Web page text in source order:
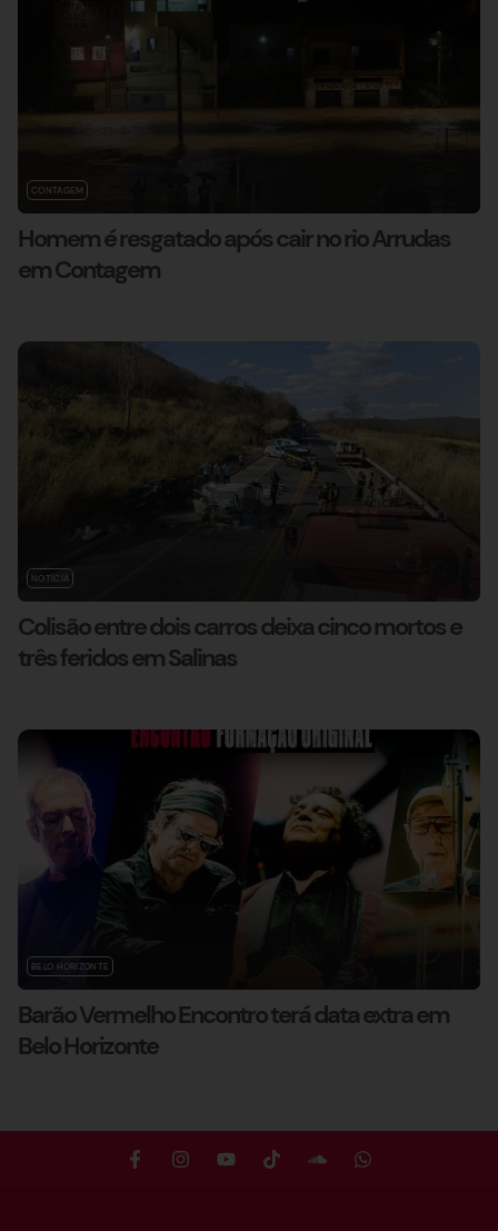
CONTAGEM
Homem é resgatado após cair no rio Arrudas
em Contagem
NOTÍCIA
Colisão entre dois carros deixa cinco mortos e
três feridos em Salinas
BELO HORIZONTE
Barão Vermelho Encontro terá data extra em
Belo Horizonte